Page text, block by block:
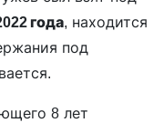
года, находится
под
8 лет